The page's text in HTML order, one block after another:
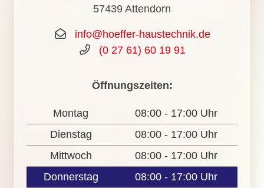
57439 Attendorn
info@hoeffer-haustechnik.de
(0 27 61) 60 19 91
Öffnungszeiten:
Montag
08:00 - 17:00 Uhr
Dienstag
08:00 - 17:00 Uhr
Mittwoch
08:00 - 17:00 Uhr
Donnerstag
08:00 - 17:00 Uhr